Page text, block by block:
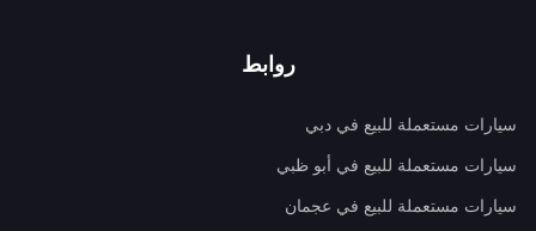
روابط
سيارات مستعملة للبيع في دبي
سيارات مستعملة للبيع في أبو ظبي
سيارات مستعملة للبيع في عجمان